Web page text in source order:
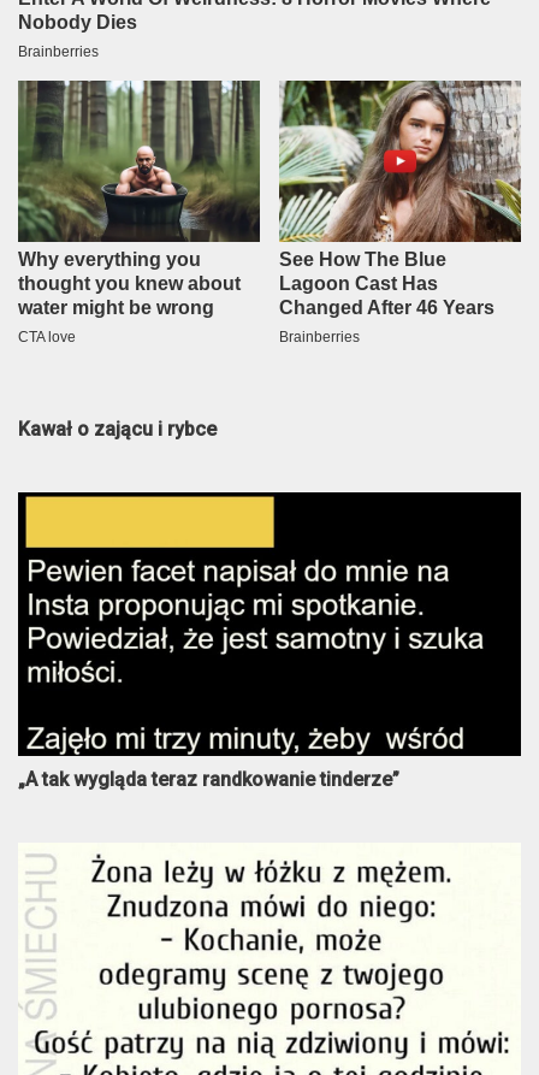
Kawał o zającu i rybce
„A tak wygląda teraz randkowanie tinderze”